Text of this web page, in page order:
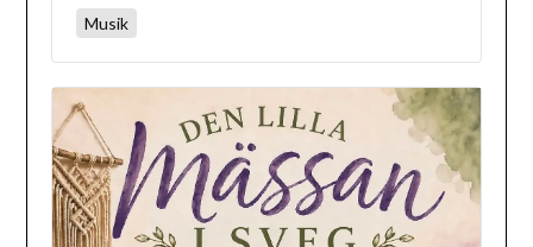
Musik